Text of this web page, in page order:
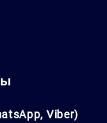
Viber)